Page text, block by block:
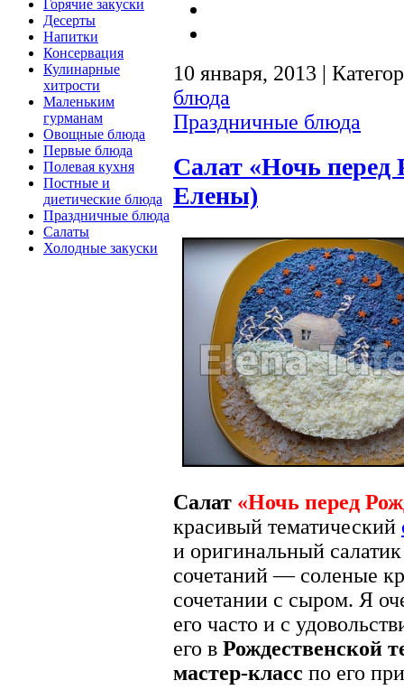
Горячие закуски
Десерты
Напитки
Консервация
Кулинарные
хитрости
Маленьким
гурманам
Овощные блюда
Первые блюда
Полевая кухня
Постные и
диетические блюда
Праздничные блюда
Салаты
Холодные закуски
10 января, 2013 |
блюда
Праздничные блюда
Салат «Ночь
Елены)
Салат «Ночь перед
красивый тематический
и оригинальный
сочетаний — соленые
сочетании с сыром. Я
его часто и с
его в Рождественской
мастер-класс по его